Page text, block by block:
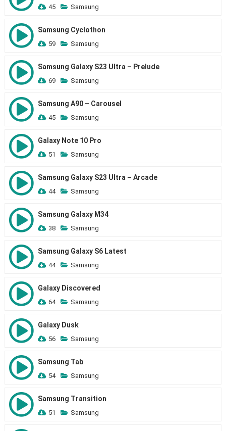
45 Samsung
Samsung Cyclothon
59 Samsung
Samsung Galaxy S23 Ultra – Prelude
69 Samsung
Samsung A90 – Carousel
45 Samsung
Galaxy Note 10 Pro
51 Samsung
Samsung Galaxy S23 Ultra – Arcade
44 Samsung
Samsung Galaxy M34
38 Samsung
Samsung Galaxy S6 Latest
44 Samsung
Galaxy Discovered
64 Samsung
Galaxy Dusk
56 Samsung
Samsung Tab
54 Samsung
Samsung Transition
51 Samsung